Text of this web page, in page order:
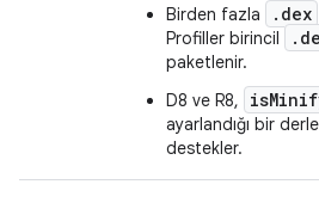
Birden fazla
.dex
Profiller birincil
paketlenir.
D8 ve R8,
ayarlandığı bir
destekler.